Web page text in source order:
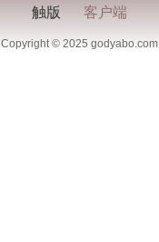
触版 客户端
Copyright © 2025 godyabo.com